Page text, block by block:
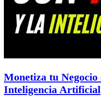
Monetiza tu Negocio
Inteligencia Artificial